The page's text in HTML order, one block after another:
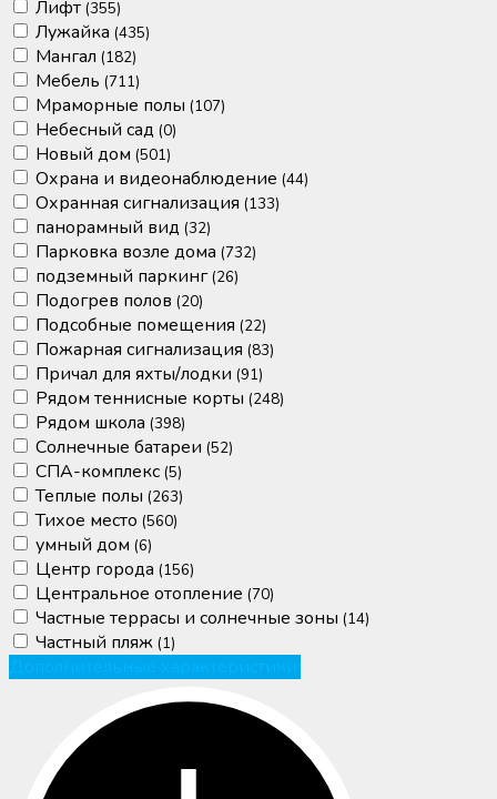
Лифт (355)
Лужайка (435)
Мангал (182)
Мебель (711)
Мраморные полы (107)
Небесный сад (0)
Новый дом (501)
Охрана и видеонаблюдение (44)
Охранная сигнализация (133)
панорамный вид (32)
Парковка возле дома (732)
подземный паркинг(26)
Подогрев полов (20)
Подсобные помещения (22)
Пожарная сигнализация (83)
Причал для яхты/лодки (91)
Рядом теннисные корты (248)
Рядом школа (398)
Солнечные батареи (52)
СПА-комплекс (5)
Теплые полы (263)
Тихое место (560)
умный дом (6)
Центр города (156)
Центральное отопление (70)
Частные террасы и солнечные зоны (14)
Частный пляж (1)